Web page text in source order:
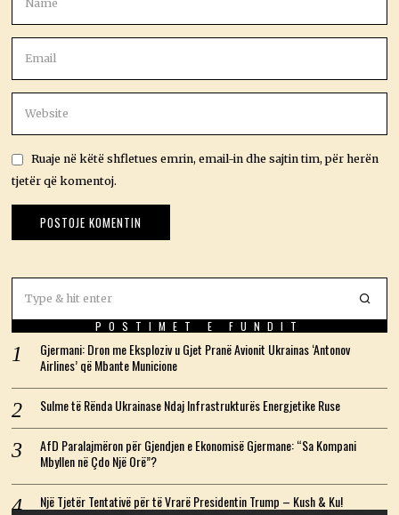
Ruaje në këtë shfletues emrin, email-in dhe sajtin tim, për herën
tjetër që komentoj.
POSTIMET E FUNDIT
Gjermani: Dron me Eksploziv u Gjet Pranë Avionit Ukrainas ‘Antonov
Airlines’ që Mbante Municione
Sulme të Rënda Ukrainase Ndaj Infrastrukturës Energjetike Ruse
AfD Paralajmëron për Gjendjen e Ekonomisë Gjermane: “Sa Kompani
Mbyllen në Çdo Një Orë”?
Një Tjetër Tentativë për të Vrarë Presidentin Trump – Kush & Ku!